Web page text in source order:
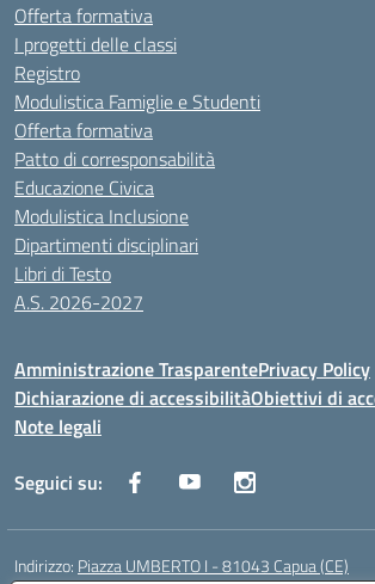
Offerta formativa
I progetti delle classi
Registro
Modulistica Famiglie e Studenti
Offerta formativa
Patto di corresponsabilità
Educazione Civica
Modulistica Inclusione
Dipartimenti disciplinari
Libri di Testo
A.S. 2026-2027
Amministrazione TrasparentePrivacy Policy
Dichiarazione di accessibilitàObiettivi di
Note legali
Seguici su:
Indirizzo: Piazza UMBERTO I - 81043 Capua (CE)